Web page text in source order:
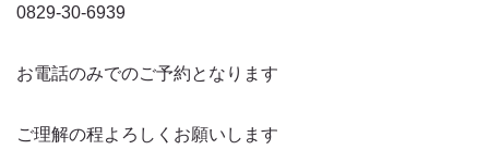
0829-30-6939
お電話のみでのご予約となります
ご理解の程よろしくお願いします